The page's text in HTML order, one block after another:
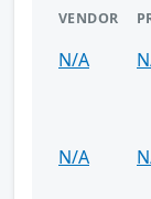
VENDOR
N/A
N/A